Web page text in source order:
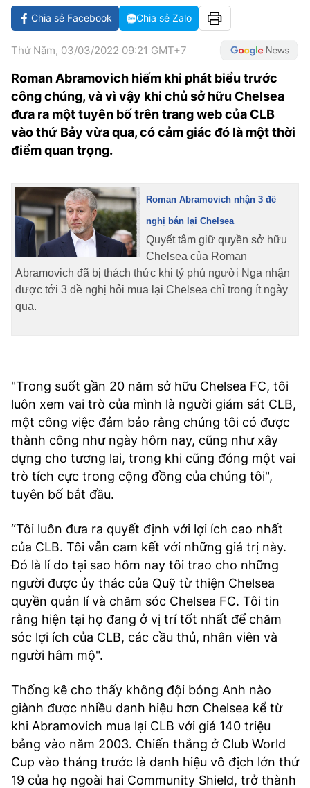
GOLF
VĂN HÓA
DIỄN ĐÀN
NHỊP ĐẬP SỨC KHỎE
VIẾT LẠI ƯỚC MƠ
GIẢI TRÍ
ÂM NHẠC
KBIZ
TIN TỨC
ĐIỂM ĐẾN
ẨM THỰC
TƯ VẤN
THẾ GIỚI SAO
HIGHTECH
TIÊU ĐIỂM - SPOTLIGHT
INFOGRAPHIC
E-MAGAZINE
BÁO GIẤY
BÙI XUÂN PHÁI
TIỆN ÍCH
LIÊN HỆ QUẢNG CÁO
Hotline: 0981.119.189
MẠNG XÃ HỘI
Chia sẻ Facebook Chia sẻ Zalo
Thứ Năm, 03/03/2022 09:21 GMT+7
Roman Abramovich hiếm khi phát biểu trước
công chúng, và vì vậy khi chủ sở hữu Chelsea
đưa ra một tuyên bố trên trang web của CLB
vào thứ Bảy vừa qua, có cảm giác đó là một thời
điểm quan trọng.
Roman Abramovich nhận 3 đề
nghị bán lại Chelsea
Quyết tâm giữ quyền sở hữu
Chelsea của Roman
Abramovich đã bị thách thức khi tỷ phú người Nga nhận
được tới 3 đề nghị hỏi mua lại Chelsea chỉ trong ít ngày
qua.
"Trong suốt gần 20 năm sở hữu Chelsea FC, tôi
luôn xem vai trò của mình là người giám sát CLB,
một công việc đảm bảo rằng chúng tôi có được
thành công như ngày hôm nay, cũng như xây
dựng cho tương lai, trong khi cũng đóng một vai
trò tích cực trong cộng đồng của chúng tôi",
tuyên bố bắt đầu.
“Tôi luôn đưa ra quyết định với lợi ích cao nhất
của CLB. Tôi vẫn cam kết với những giá trị này.
Đó là lí do tại sao hôm nay tôi trao cho những
người được ủy thác của Quỹ từ thiện Chelsea
quyền quản lí và chăm sóc Chelsea FC. Tôi tin
rằng hiện tại họ đang ở vị trí tốt nhất để chăm
sóc lợi ích của CLB, các cầu thủ, nhân viên và
người hâm mộ".
Thống kê cho thấy không đội bóng Anh nào
giành được nhiều danh hiệu hơn Chelsea kể từ
khi Abramovich mua lại CLB với giá 140 triệu
bảng vào năm 2003. Chiến thắng ở Club World
Cup vào tháng trước là danh hiệu vô địch lớn thứ
19 của họ ngoài hai Community Shield, trở thành